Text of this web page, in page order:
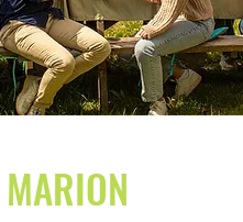
MARION